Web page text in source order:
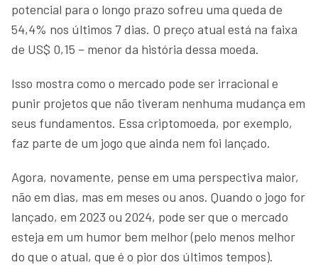
potencial para o longo prazo sofreu uma queda de
54,4% nos últimos 7 dias. O preço atual está na faixa
de US$ 0,15 – menor da história dessa moeda.
Isso mostra como o mercado pode ser irracional e
punir projetos que não tiveram nenhuma mudança em
seus fundamentos. Essa criptomoeda, por exemplo,
faz parte de um jogo que ainda nem foi lançado.
Agora, novamente, pense em uma perspectiva maior,
não em dias, mas em meses ou anos. Quando o jogo for
lançado, em 2023 ou 2024, pode ser que o mercado
esteja em um humor bem melhor (pelo menos melhor
do que o atual, que é o pior dos últimos tempos).